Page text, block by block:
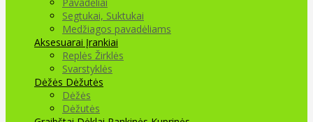
Segtukai, Suktukai
Medžiagos pavadėliams
Aksesuarai Įrankiai
Replės Žirklės
Svarstyklės
Dėžės Dėžutės
Dėžės
Dėžutės